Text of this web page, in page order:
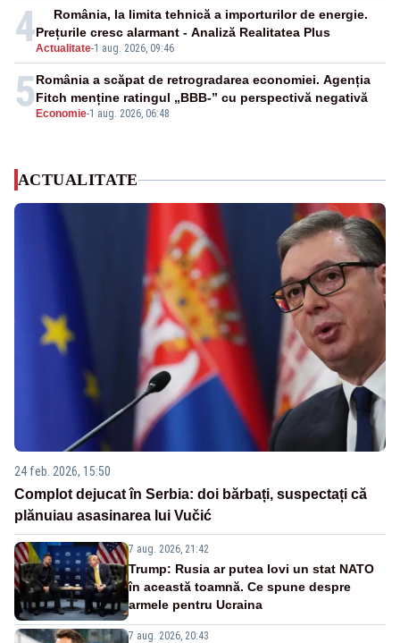
4Actualitate-1 aug. 2026, 09:46
România, la limita tehnică a importurilor de energie.
Prețurile cresc alarmant - Analiză Realitatea Plus
5 Economie-1 aug. 2026, 06:48
România a scăpat de retrogradarea economiei. Agenția
Fitch menține ratingul „BBB-” cu perspectivă negativă
ACTUALITATE
24 feb. 2026, 15:50
Complot dejucat în Serbia: doi bărbați, suspectați că
plănuiau asasinarea lui Vučić
7 aug. 2026, 21:42
Trump: Rusia ar putea lovi un stat NATO
în această toamnă. Ce spune despre
armele pentru Ucraina
7 aug. 2026, 20:43